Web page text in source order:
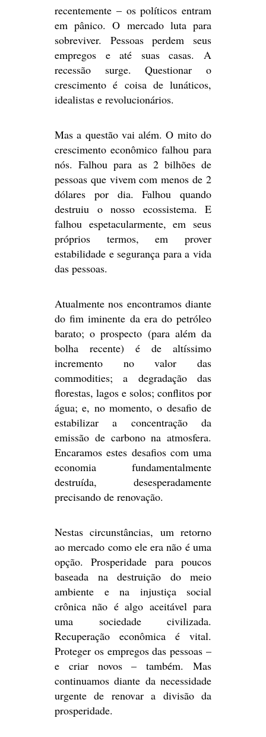
recentemente – os políticos entram
em pânico. O mercado luta para
sobreviver. Pessoas perdem seus
empregos e até suas casas. A
recessão surge.Questionar o
crescimento é coisa de lunáticos,
idealistas e revolucionários.
Mas a questão vai além. O mito do
crescimento econômico falhou para
nós. Falhou para as 2 bilhões de
pessoas que vivem com menos de 2
dólares por dia. Falhou quando
destruiu o nosso ecossistema. E
falhou espetacularmente, em seus
próprios termos, em prover
estabilidade e segurança para a vida
das pessoas.
Atualmente nos encontramos diante
do fim iminente da era do petróleo
barato; o prospecto (para além da
bolha recente) é de altíssimo
incremento no valor das
commodities; a degradação das
florestas, lagos e solos; conflitos por
água; e, no momento, o desafio de
estabilizar a concentração da
emissão de carbono na atmosfera.
Encaramos estes desafios com uma
economia fundamentalmente
destruída, desesperadamente
precisando de renovação.
Nestas circunstâncias, um retorno
ao mercado como ele era não é uma
opção. Prosperidade para poucos
baseada na destruição do meio
ambiente e na injustiça social
crônica não é algo aceitável para
uma sociedade civilizada.
Recuperação econômica é vital.
Proteger os empregos das pessoas –
e criar novos – também. Mas
continuamos diante da necessidade
urgente de renovar a divisão da
prosperidade.